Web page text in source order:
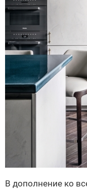
В дополнение ко